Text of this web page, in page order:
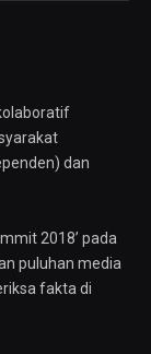
dan
2018’ pada
puluhan media
fakta di